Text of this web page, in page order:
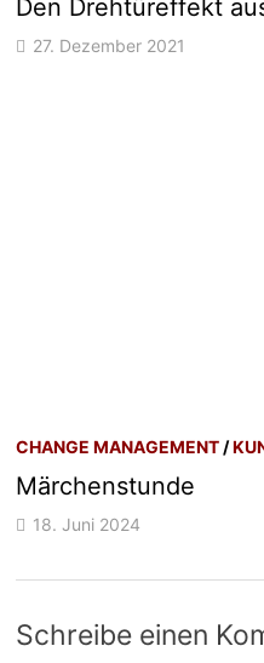
Den Drehtüreffekt
27. Dezember 2021
CHANGE MANAGEMENT /
Märchenstunde
18. Juni 2024
Schreibe einen